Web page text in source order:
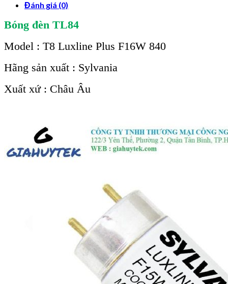
Đánh giá (0)
Bóng đèn TL84
Model : T8 Luxline Plus F16W 840
Hãng sản xuất : Sylvania
Xuất xứ : Châu Âu